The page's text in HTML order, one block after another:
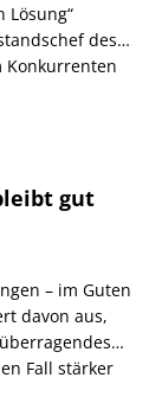
Lösung“
des
Konkurrenten
realisiert.
gut
– im Guten
davon aus,
Fall stärker